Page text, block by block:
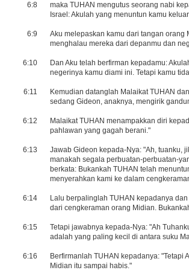
6:8
maka TUHAN mengutus seorang nabi
Israel: Akulah yang menuntun kamu
6:9
Aku melepaskan kamu dari tangan orang
menghalau mereka dari depanmu dan
6:10
Dan Aku telah berfirman kepadamu:
negerinya kamu diami ini. Tetapi kamu
6:11
Kemudian datanglah Malaikat TUHAN
sedang Gideon, anaknya, mengirik
6:12
Malaikat TUHAN menampakkan diri
pahlawan yang gagah berani."
6:13
Jawab Gideon kepada-Nya: "Ah, tuanku,
manakah segala perbuatan-perbuatan-
berkata: Bukankah TUHAN telah
menyerahkan kami ke dalam
6:14
Lalu berpalinglah TUHAN kepadanya
dari cengkeraman orang Midian.
6:15
Tetapi jawabnya kepada-Nya: "Ah
adalah yang paling kecil di antara suku
6:16
Berfirmanlah TUHAN kepadanya:
Midian itu sampai habis."